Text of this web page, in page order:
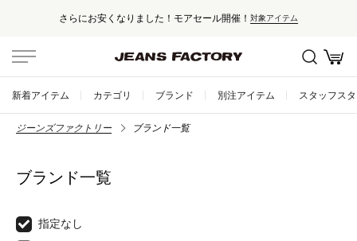
さらにお安くなりました！モアセール開催！ 対象アイテム
新着アイテム カテゴリ ブランド 別注アイテム スタッフス
ジーンズファクトリー ブランド一覧
ブランド一覧
指定なし